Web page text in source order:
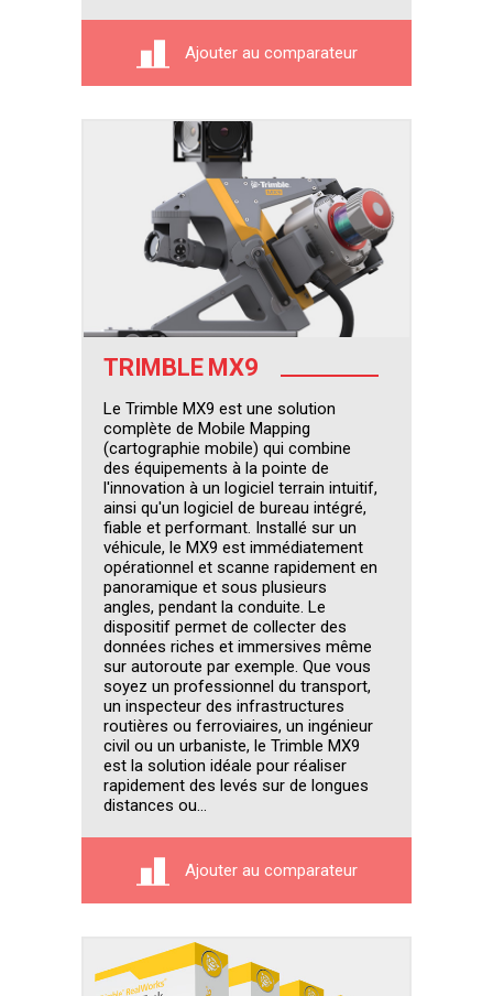
Ajouter au comparateur
TRIMBLE MX9
Le Trimble MX9 est une solution
complète de Mobile Mapping
(cartographie mobile) qui combine
des équipements à la pointe de
l'innovation à un logiciel terrain intuitif,
ainsi qu'un logiciel de bureau intégré,
fiable et performant. Installé sur un
véhicule, le MX9 est immédiatement
opérationnel et scanne rapidement en
panoramique et sous plusieurs
angles, pendant la conduite. Le
dispositif permet de collecter des
données riches et immersives même
sur autoroute par exemple. Que vous
soyez un professionnel du transport,
un inspecteur des infrastructures
routières ou ferroviaires, un ingénieur
civil ou un urbaniste, le Trimble MX9
est la solution idéale pour réaliser
rapidement des levés sur de longues
distances ou...
Ajouter au comparateur